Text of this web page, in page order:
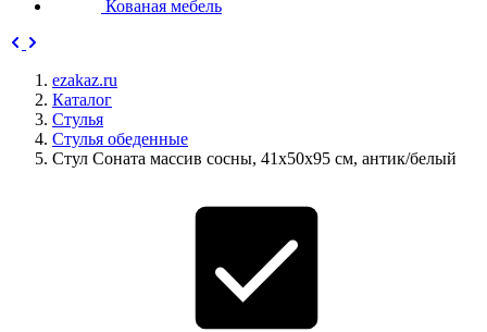
Кованая мебель
ezakaz.ru
Каталог
Стулья
Стулья обеденные
Стул Соната массив сосны, 41х50х95 см, антик/белый